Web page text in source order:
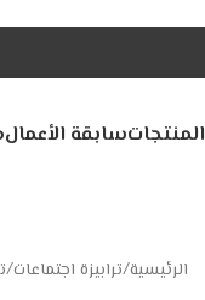
المنتجاتسابقة الأعمال
الرئيسية ترابيزة اجتماعات